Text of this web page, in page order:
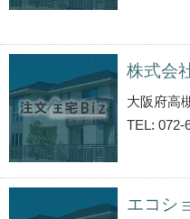
株式会
大阪府高
TEL: 072-
エコシ